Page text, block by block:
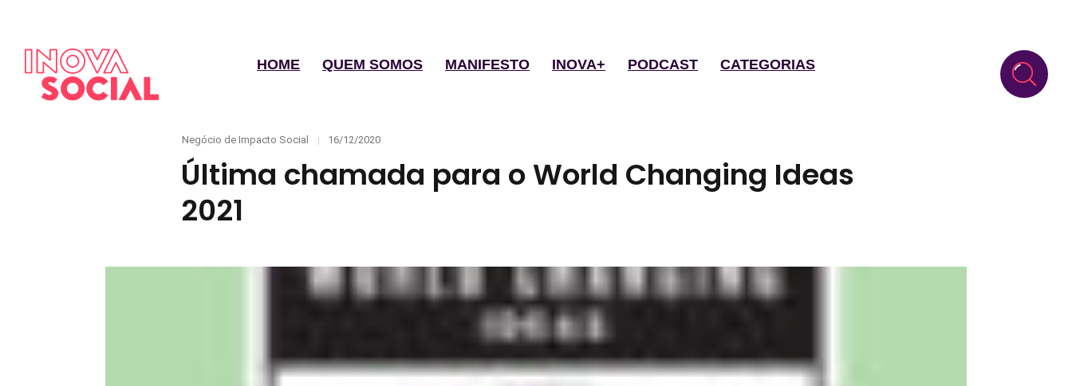
HOME QUEM SOMOS MANIFESTO INOVA+ PODCAST CATEGORIAS
Categories
Negócio de Impacto Social
Posted
16/12/2020
Última chamada para o World Changing Ideas
2021